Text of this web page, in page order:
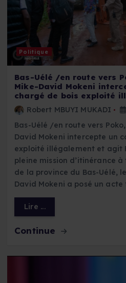
Politique
Bas-Uélé /en route vers
Mike-David Mokeni
chargé de bois exploité
Robert MBUYI MUKADI
Bas-Uélé /en route vers
David Mokeni intercepte un
exploité illégalement et agit
pleine mission d’itinérance
de la province du Bas-Uélé,
David Mokeni a posé un
Lire ...
Continue